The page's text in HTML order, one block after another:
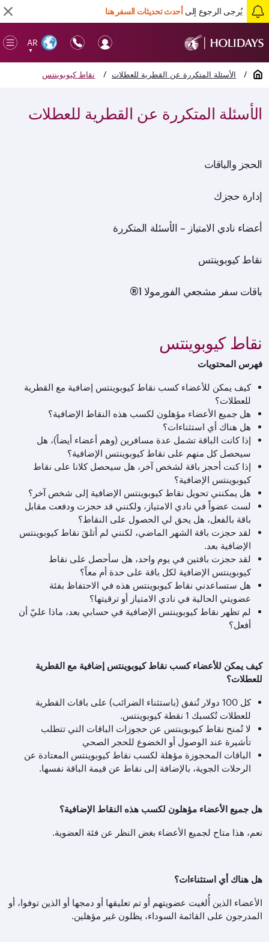
يُرجى الرجوع إلىأحدث تحديثات السفر هنا
AR
▼
الصفحة الرئيسية / الأسئلة المتكررة عن القطرية للعطلات / نقاط كيوبوينتس
الأسئلة المتكررة عن القطرية للعطلات
باقات سفر مشجعي الفورمولا 1®
الحجز والباقات
إدارة حجزك
أعضاء نادي الامتياز – الأسئلة المتكررة
نقاط كيوبوينتس
نقاط كيوبوينتس
فهرس المحتويات
كيف يمكن للأعضاء كسب نقاط كيوبوينتس إضافية مع القطرية
للعطلات؟
هل جميع الأعضاء مؤهلون لكسب هذه النقاط الإضافية؟
هل هناك أي استثناءات؟
إذا كانت الباقة تشمل عدة مسافرين (وهم أعضاء أيضاً)، هل
سيحصل كل منهم على نقاط كيوبوينتس الإضافية؟
إذا كنت أحجز باقة لشخص آخر، هل سيحصل كلانا على نقاط
كيوبوينتس الإضافية؟
هل يمكنني تحويل نقاط كيوبوينتس الإضافية إلى شخص آخر؟
لست عضواً في نادي الامتياز، ولكنني قد حجزت ودفعت مقابل
باقة بالفعل، هل يحق لي الحصول على النقاط؟
لقد حجزت باقة الشهر الماضي، لكنني لم أتلقَ نقاط كيوبوينتس
الإضافية بعد.
لقد حجزت باقتين في يوم واحد، هل سأحصل على نقاط
كيوبوينتس الإضافية لكل باقة على حدة أم معاً؟
هل ستساعدني نقاط كيوبوينتس هذه في الاحتفاظ بفئة
عضويتي الحالية في نادي الامتياز أو ترقيتها؟
لم تظهر نقاط كيوبوينتس الإضافية في حسابي بعد، ماذا عليّ أن
أفعل؟
كيف يمكن للأعضاء كسب نقاط كيوبوينتس إضافية مع القطرية
للعطلات؟
كل 100 دولار تُنفق (باستثناء الضرائب) على باقات القطرية
للعطلات تُكسبك 1 نقطة كيوبوينتس.
لا تُمنح نقاط كيوبوينتس عن حجوزات الباقات التي تتطلب
تأشيرة عند الوصول أو الخضوع للحجر الصحي
الباقات المحجوزة مؤهلة لكسب نقاط كيوبوينتس المعتادة عن
الرحلات الجوية، بالإضافة إلى نقاط عن قيمة الباقة نفسها.
هل جميع الأعضاء مؤهلون لكسب هذه النقاط الإضافية؟
نعم، هذا متاح لجميع الأعضاء بغض النظر عن فئة العضوية.
هل هناك أي استثناءات؟
الأعضاء الذين أُلغيت عضويتهم أو تم تعليقها أو دمجها أو الذين توفوا، أو
المدرجون على القائمة السوداء، يظلون غير مؤهلين.